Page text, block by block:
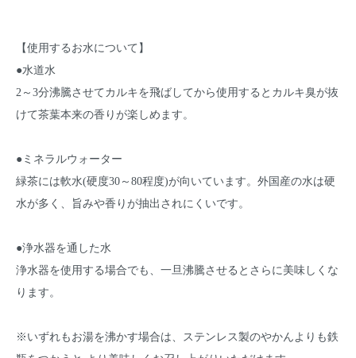
【使用するお水について】
●水道水
2～3分沸騰させてカルキを飛ばしてから使用するとカルキ臭が抜
けて茶葉本来の香りが楽しめます。
●ミネラルウォーター
緑茶には軟水(硬度30～80程度)が向いています。外国産の水は硬
水が多く、旨みや香りが抽出されにくいです。
●浄水器を通した水
浄水器を使用する場合でも、一旦沸騰させるとさらに美味しくな
ります。
※いずれもお湯を沸かす場合は、ステンレス製のやかんよりも鉄